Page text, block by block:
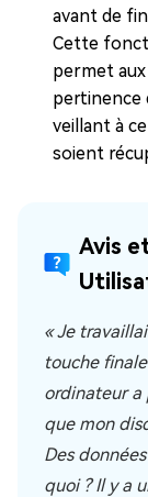
avant de
Cette
permet
pertinence
veillant à
soient
Avis
« Je
touche
ordinateur a
que mon
Des
quoi ? Il y a